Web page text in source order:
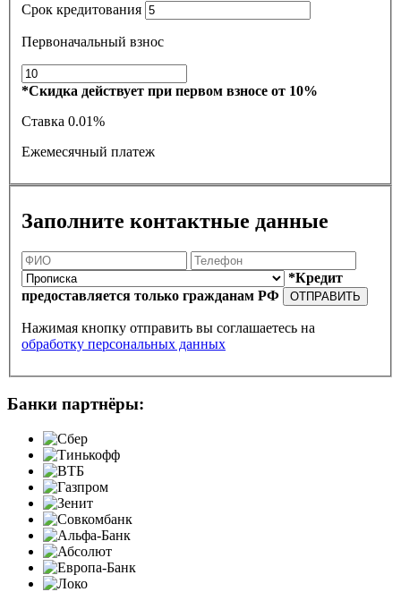
Срок кредитования
Первоначальный взнос
*Скидка действует при первом взносе от 10%
Ставка 0.01%
Ежемесячный платеж
Заполните контактные данные
*Кредит
предоставляется только гражданам РФ
ОТПРАВИТЬ
Нажимая кнопку отправить вы соглашаетесь на
обработку персональных данных
Банки партнёры: